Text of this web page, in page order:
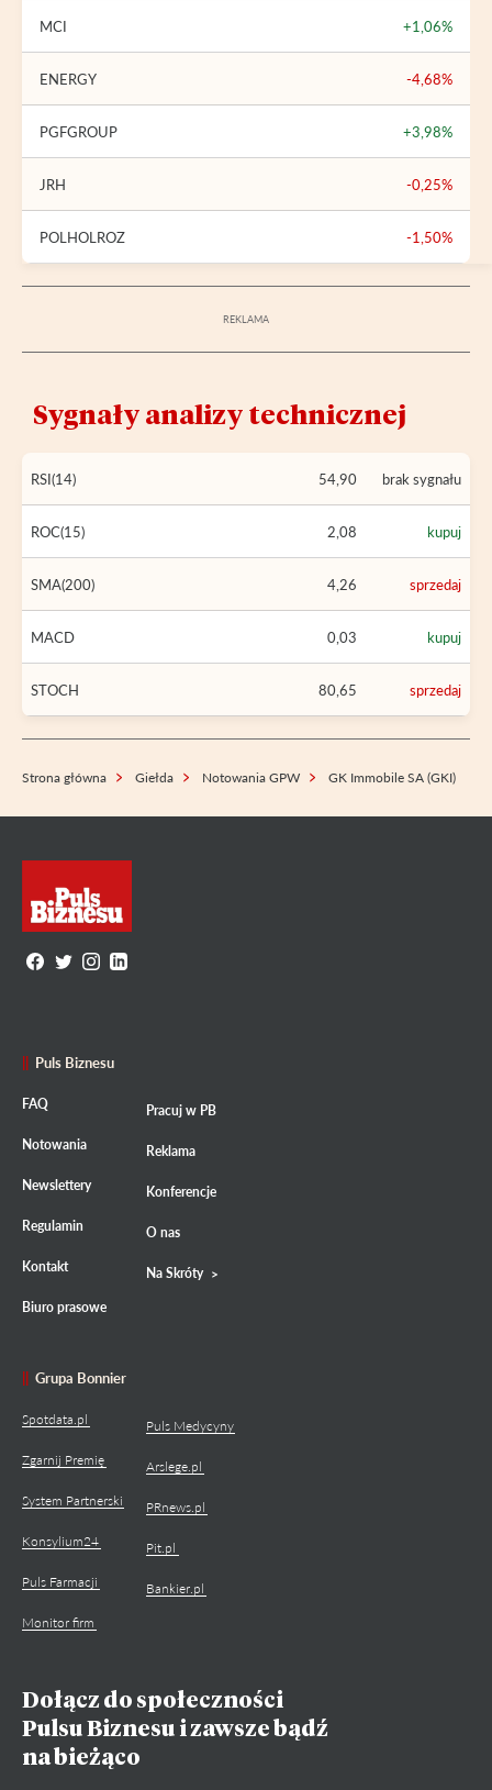
MCI +1,06%
ENERGY -4,68%
PGFGROUP +3,98%
JRH -0,25%
POLHOLROZ -1,50%
Sygnały analizy technicznej
RSI(14) 54,90 brak sygnału
ROC(15) 2,08 kupuj
SMA(200) 4,26 sprzedaj
MACD 0,03 kupuj
STOCH 80,65 sprzedaj
Strona główna Giełda Notowania GPW GK Immobile SA (GKI)
Puls Biznesu
FAQ
Notowania
Newslettery
Regulamin
Kontakt
Biuro prasowe
Pracuj w PB
Reklama
Konferencje
O nas
Na Skróty
Grupa Bonnier
Spotdata.pl
Zgarnij Premię
System Partnerski
Konsylium24
Puls Farmacji
Monitor firm
Puls Medycyny
Arslege.pl
PRnews.pl
Pit.pl
Bankier.pl
Dołącz do społeczności
Pulsu Biznesu i zawsze bądź
na bieżąco